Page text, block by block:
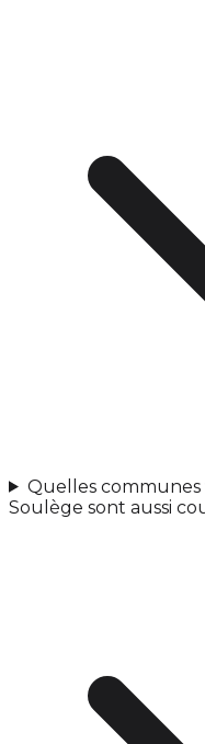
Quelles communes
Soulège sont aussi